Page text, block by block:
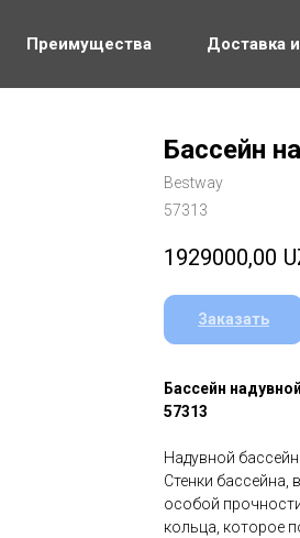
Преимущества Доставка
Бассейн
Bestway
57313
1929000,00
Заказать
Бассейн
57313
Надувной
Стенки
особой
кольца, которое